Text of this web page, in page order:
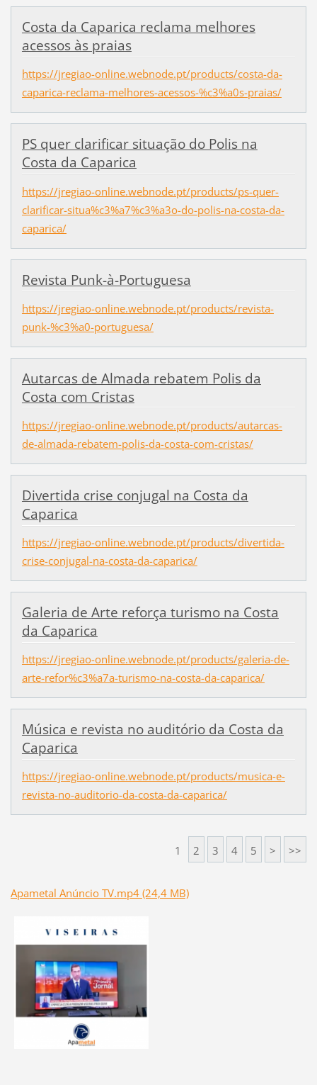
Costa da Caparica reclama melhores
acessos às praias
https://jregiao-online.webnode.pt/products/costa-da-
caparica-reclama-melhores-acessos-%c3%a0s-praias/
PS quer clarificar situação do Polis na
Costa da Caparica
https://jregiao-online.webnode.pt/products/ps-quer-
clarificar-situa%c3%a7%c3%a3o-do-polis-na-costa-da-
caparica/
Revista Punk-à-Portuguesa
https://jregiao-online.webnode.pt/products/revista-
punk-%c3%a0-portuguesa/
Autarcas de Almada rebatem Polis da
Costa com Cristas
https://jregiao-online.webnode.pt/products/autarcas-
de-almada-rebatem-polis-da-costa-com-cristas/
Divertida crise conjugal na Costa da
Caparica
https://jregiao-online.webnode.pt/products/divertida-
crise-conjugal-na-costa-da-caparica/
Galeria de Arte reforça turismo na Costa
da Caparica
https://jregiao-online.webnode.pt/products/galeria-de-
arte-refor%c3%a7a-turismo-na-costa-da-caparica/
Música e revista no auditório da Costa da
Caparica
https://jregiao-online.webnode.pt/products/musica-e-
revista-no-auditorio-da-costa-da-caparica/
1 2 3 4 5 > >>
Apametal Anúncio TV.mp4 (24,4 MB)